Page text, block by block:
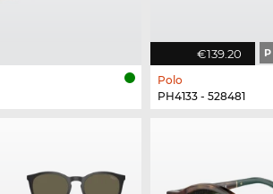
€139.20 P
Polo
PH4133 - 528481